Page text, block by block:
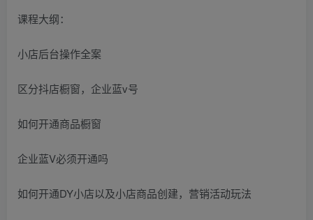
课程大纲：
小店后台操作全案
区分抖店橱窗，企业蓝v号
如何开通商品橱窗
企业蓝V必须开通吗
如何开通DY小店以及小店商品创建，营销活动玩法